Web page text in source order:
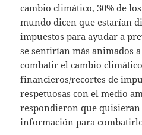
cambio climático, 30% de
mundo dicen que estarían
impuestos para ayudar a
se sentirían más animados
combatir el cambio
financieros/recortes de
respetuosas con el medio
respondieron que quisieran
información para